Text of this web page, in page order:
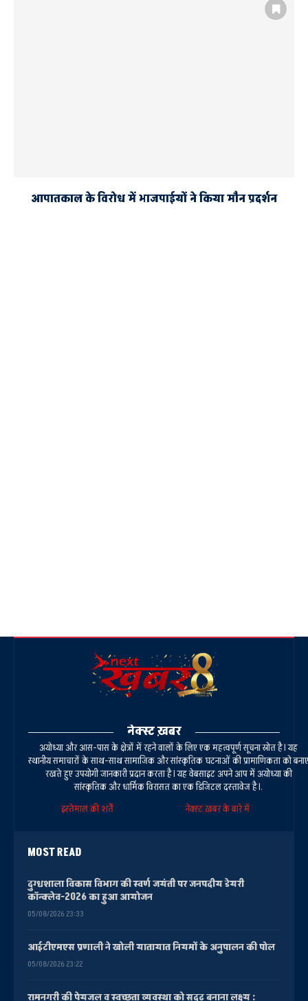
आपातकाल के विरोध में भाजपाईयों ने किया मौन प्रदर्शन
नेक्स्ट ख़बर
अयोध्या और आस-पास के क्षेत्रों में रहने वालों के लिए एक महत्वपूर्ण सूचना स्रोत है। यह
स्थानीय समाचारों के साथ-साथ सामाजिक और सांस्कृतिक घटनाओं की प्रामाणिकता को बनाए
रखते हुए उपयोगी जानकारी प्रदान करता है। यह वेबसाइट अपने आप में अयोध्या की
सांस्कृतिक और धार्मिक विरासत का एक डिजिटल दस्तावेज है।.
इस्तेमाल की शर्तें
नेक्स्ट ख़बर के बारे में
MOST READ
दुग्धशाला विकास विभाग की स्वर्ण जयंती पर जनपदीय डेयरी
कॉन्क्लेव-2026 का हुआ आयोजन
05/08/2026 23:33
आईटीएमएस प्रणाली ने खोली यातायात नियमों के अनुपालन की पोल
05/08/2026 23:22
रामनगरी की पेयजल व स्वच्छता व्यवस्था को सुदृढ़ बनाना लक्ष्य :